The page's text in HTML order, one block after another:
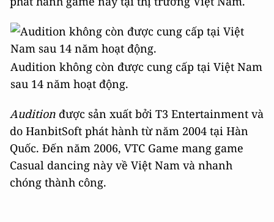
Audition không còn được cung cấp tại Việt Nam
sau 14 năm hoạt động.
Audition được sản xuất bởi T3 Entertainment và
do HanbitSoft phát hành từ năm 2004 tại Hàn
Quốc. Đến năm 2006, VTC Game mang game
Casual dancing này về Việt Nam và nhanh
chóng thành công.